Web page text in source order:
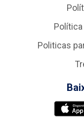
Politicas